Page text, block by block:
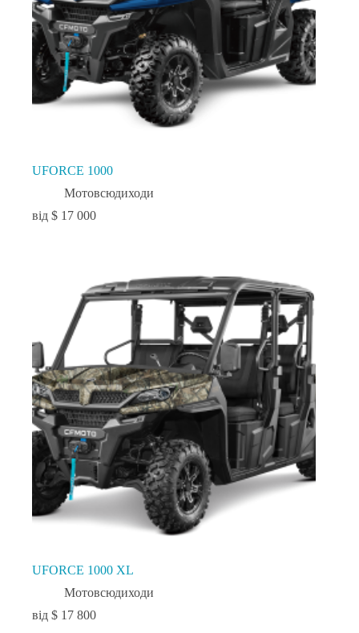
UFORCE 1000
Мотовсюдиходи
$ 17 000
UFORCE 1000 XL
Мотовсюдиходи
$ 17 800